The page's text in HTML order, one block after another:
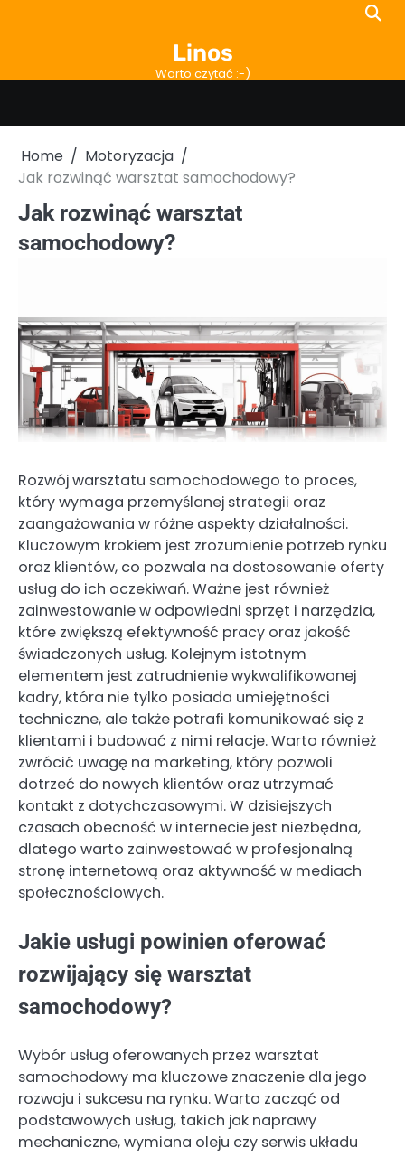
Linos
Warto czytać :-)
Home
Motoryzacja
Jak rozwinąć warsztat samochodowy?
Jak rozwinąć warsztat
samochodowy?
Rozwój warsztatu samochodowego to proces,
który wymaga przemyślanej strategii oraz
zaangażowania w różne aspekty działalności.
Kluczowym krokiem jest zrozumienie potrzeb rynku
oraz klientów, co pozwala na dostosowanie oferty
usług do ich oczekiwań. Ważne jest również
zainwestowanie w odpowiedni sprzęt i narzędzia,
które zwiększą efektywność pracy oraz jakość
świadczonych usług. Kolejnym istotnym
elementem jest zatrudnienie wykwalifikowanej
kadry, która nie tylko posiada umiejętności
techniczne, ale także potrafi komunikować się z
klientami i budować z nimi relacje. Warto również
zwrócić uwagę na marketing, który pozwoli
dotrzeć do nowych klientów oraz utrzymać
kontakt z dotychczasowymi. W dzisiejszych
czasach obecność w internecie jest niezbędna,
dlatego warto zainwestować w profesjonalną
stronę internetową oraz aktywność w mediach
społecznościowych.
Jakie usługi powinien oferować
rozwijający się warsztat
samochodowy?
Wybór usług oferowanych przez warsztat
samochodowy ma kluczowe znaczenie dla jego
rozwoju i sukcesu na rynku. Warto zacząć od
podstawowych usług, takich jak naprawy
mechaniczne, wymiana oleju czy serwis układu